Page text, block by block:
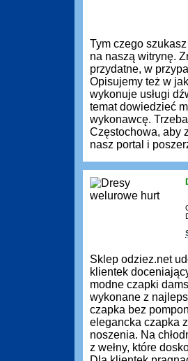
Tym czego
na naszą witrynę.
przydatne, w
Opisujemy też w
wykonuje usługi
temat dowiedzieć
wykonawcę.
Częstochowa, aby
nasz portal i
Sklep odziez.net
klientek
modne czapki
wykonane z
czapka bez
elegancka czapka
noszenia. Na
z wełny, które